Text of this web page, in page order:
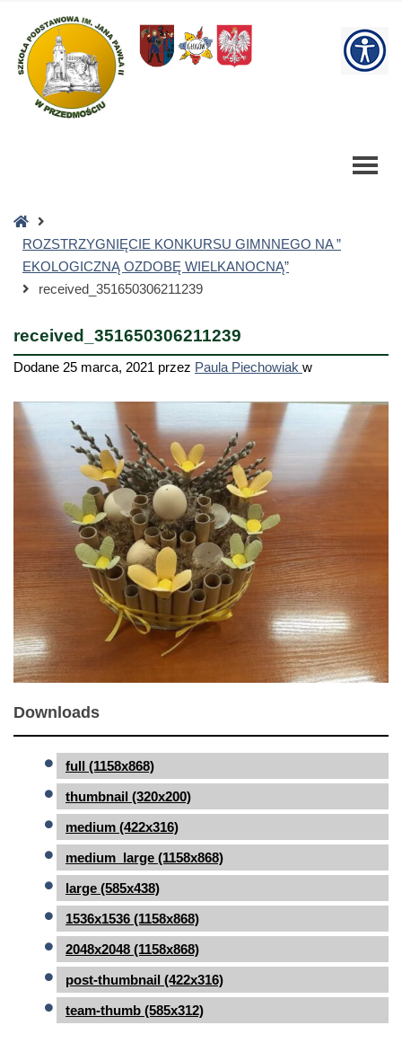
Szkoła
Podstawowa
Strona
główna
ROZSTRZYGNIĘCIE KONKURSU GIMNNEGO NA ”
EKOLOGICZNĄ OZDOBĘ WIELKANOCNĄ”
received_351650306211239
received_351650306211239
Dodane 25 marca, 2021 przez Paula Piechowiak w
Downloads
full (1158x868)
thumbnail (320x200)
medium (422x316)
medium_large (1158x868)
large (585x438)
1536x1536 (1158x868)
2048x2048 (1158x868)
post-thumbnail (422x316)
team-thumb (585x312)